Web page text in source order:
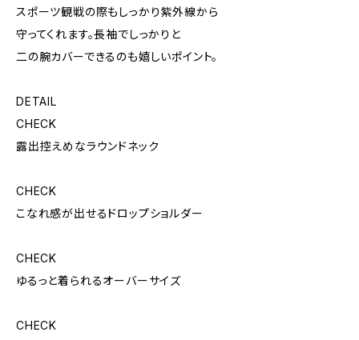
スポーツ観戦の際もしっかり紫外線から
守ってくれます。長袖でしっかりと
二の腕カバーできるのも嬉しいポイント。
DETAIL
CHECK
露出控えめなラウンドネック
CHECK
こなれ感が出せるドロップショルダー
CHECK
ゆるっと着られるオーバーサイズ
CHECK